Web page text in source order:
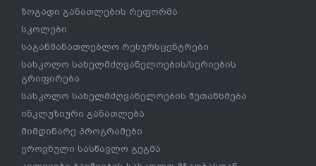
ზოგადი განათლების რეფორმა
სკოლები
საგანმანათლებლო რესურსცენტრები
სასკოლო სახელმძღვანელოების/სერიების
გრიფირება
სასკოლო სახელმძღვანელოების შეთანხმება
ინკლუზიური განათლება
მიმდინარე პროგრამები
ეროვნული სასწავლო გეგმა